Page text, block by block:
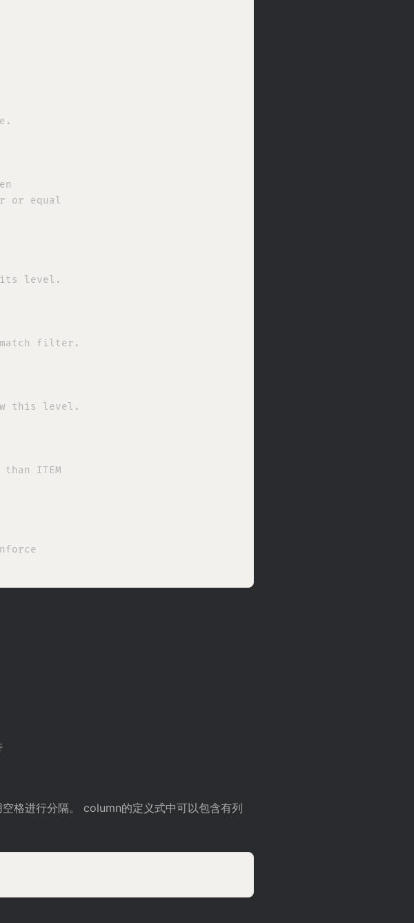
or equal
level.
filter.
this level.
than ITEM
格进行分隔。 column的定义式中可以包含有列